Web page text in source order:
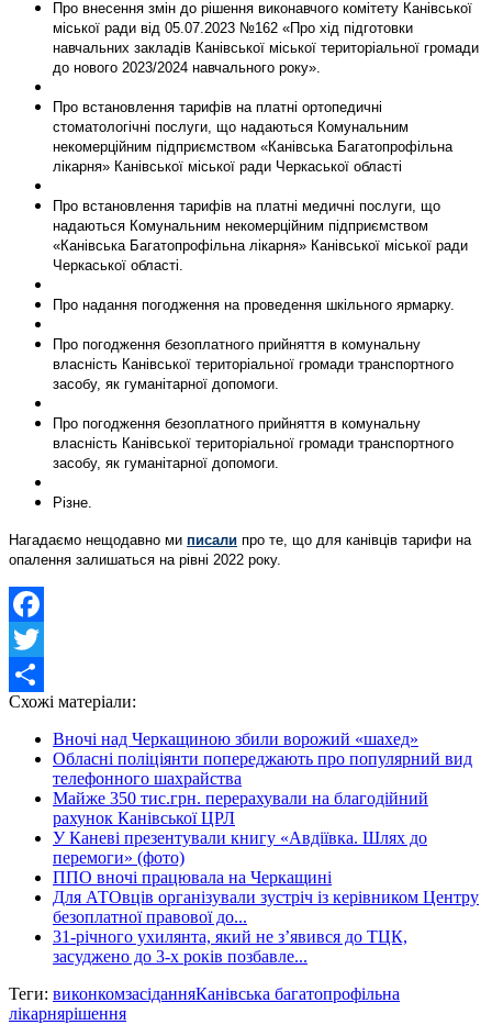
Про внесення змін до рішення виконавчого комітету Канівської
міської ради від 05.07.2023 №162 «Про хід підготовки
навчальних закладів Канівської міської територіальної громади
до нового 2023/2024 навчального року».
Про встановлення тарифів на платні ортопедичні
стоматологічні послуги, що надаються Комунальним
некомерційним підприємством «Канівська Багатопрофільна
лікарня» Канівської міської ради Черкаської області
Про встановлення тарифів на платні медичні послуги, що
надаються Комунальним некомерційним підприємством
«Канівська Багатопрофільна лікарня» Канівської міської ради
Черкаської області.
Про надання погодження на проведення шкільного ярмарку.
Про погодження безоплатного прийняття в комунальну
власність Канівської територіальної громади транспортного
засобу, як гуманітарної допомоги.
Про погодження безоплатного прийняття в комунальну
власність Канівської територіальної громади транспортного
засобу, як гуманітарної допомоги.
Різне.
Нагадаємо нещодавно ми писали про те, що для канівців тарифи на
опалення залишаться на рівні 2022 року.
Facebook
Twitter
Share
Схожі матеріали:
Вночі над Черкащиною збили ворожий «шахед»
Обласні поліціянти попереджають про популярний вид
телефонного шахрайства
Майже 350 тис.грн. перерахували на благодійний
рахунок Канівської ЦРЛ
У Каневі презентували книгу «Авдіївка. Шлях до
перемоги» (фото)
ППО вночі працювала на Черкащині
Для АТОвців організували зустріч із керівником Центру
безоплатної правової до...
31-річного ухилянта, який не з’явився до ТЦК,
засуджено до 3-х років позбавле...
Теги: виконкомзасіданняКанівська багатопрофільна
лікарнярішення